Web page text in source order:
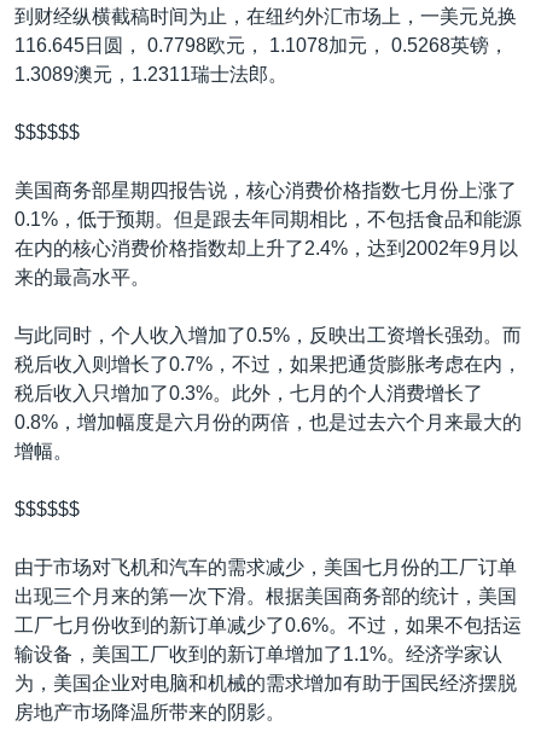
南中国海争端
关注西藏
GEN Z 看美国
到财经纵横截稿时间为止，在纽约外汇市场上，一美元兑换
116.645日圆， 0.7798欧元， 1.1078加元， 0.5268英镑，
1.3089澳元，1.2311瑞士法郎。
$$$$$$
美国商务部星期四报告说，核心消费价格指数七月份上涨了
0.1%，低于预期。但是跟去年同期相比，不包括食品和能源
在内的核心消费价格指数却上升了2.4%，达到2002年9月以
来的最高水平。
与此同时，个人收入增加了0.5%，反映出工资增长强劲。而
税后收入则增长了0.7%，不过，如果把通货膨胀考虑在内，
税后收入只增加了0.3%。此外，七月的个人消费增长了
0.8%，增加幅度是六月份的两倍，也是过去六个月来最大的
增幅。
$$$$$$
由于市场对飞机和汽车的需求减少，美国七月份的工厂订单
出现三个月来的第一次下滑。根据美国商务部的统计，美国
工厂七月份收到的新订单减少了0.6%。不过，如果不包括运
输设备，美国工厂收到的新订单增加了1.1%。经济学家认
为，美国企业对电脑和机械的需求增加有助于国民经济摆脱
房地产市场降温所带来的阴影。